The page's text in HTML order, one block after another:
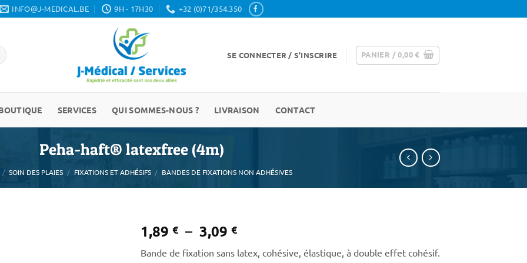
INFO@J-MEDICAL.BE 9H - 17H30 +32 (0)71/354.350
SE CONNECTER / S’INSCRIRE PANIER /0,00€
SERVICES QUI SOMMES-NOUS ? LIVRAISON CONTACT
Peha-haft® latexfree (4m)
/ SOIN DES PLAIES / FIXATIONS ET ADHÉSIFS / BANDES DE FIXATIONS NON ADHÉSIVES
1,89 € – 3,09 €Plage
prix :
Bande de fixation sans latex, cohésive, élastique, à double effet cohésif.